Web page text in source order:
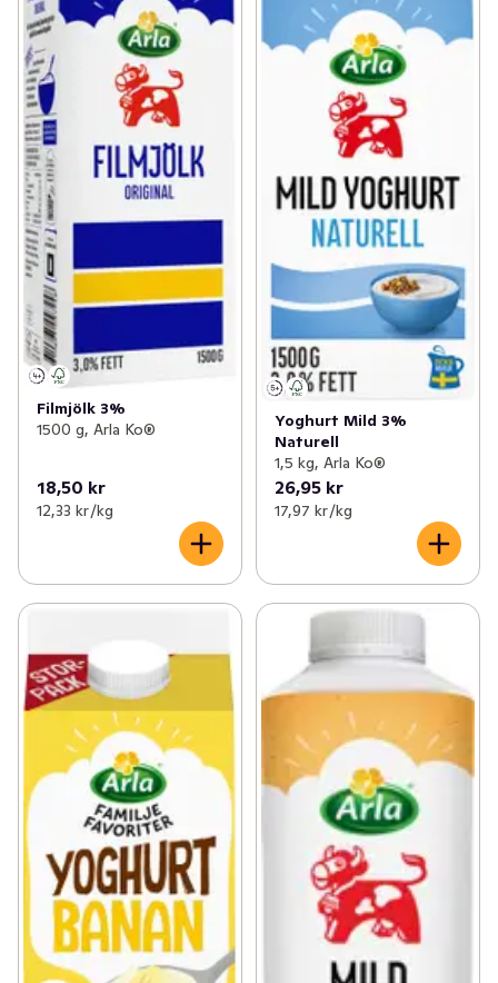
Filmjölk 3%
1500 g, Arla Ko®
18,50 kr
12,33 kr /kg
Yoghurt Mild 3%
Naturell
1,5 kg, Arla Ko®
26,95 kr
17,97 kr /kg